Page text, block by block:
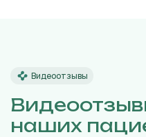
Видеоотзывы
наших